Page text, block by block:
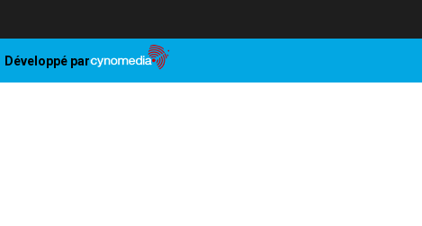
Développé par